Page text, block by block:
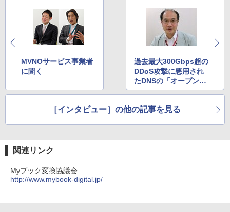
MVNOサービス事業者
に聞く
過去最大300Gbps超の
DDoS攻撃に悪用され
たDNSの「オープンリ
ゾルバー」とは
［インタビュー］の他の記事を見る
関連リンク
Myブック変換協議会
http://www.mybook-digital.jp/